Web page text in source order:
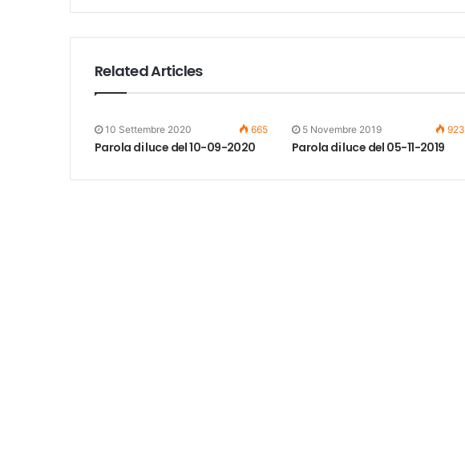
Related Articles
10 Settembre 2020 665
Parola di luce del 10-09-2020
5 Novembre 2019 923
Parola di luce del 05-11-2019